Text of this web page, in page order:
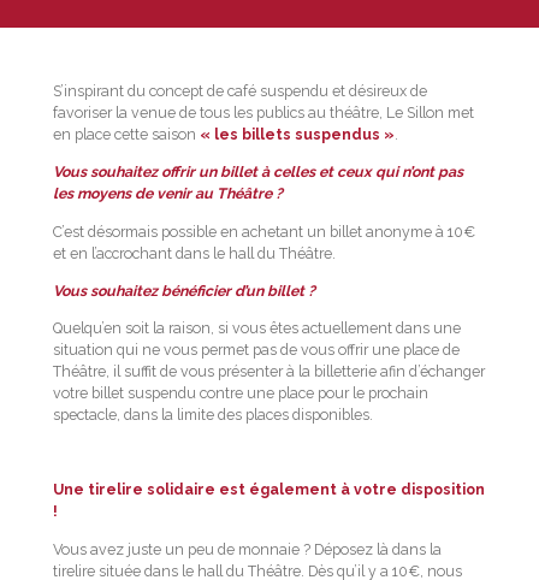
S’inspirant du concept de café suspendu et désireux de
favoriser la venue de tous les publics au théâtre, Le Sillon met
en place cette saison « les billets suspendus ».
Vous souhaitez offrir un billet à celles et ceux qui n’ont pas
les moyens de venir au Théâtre ?
C’est désormais possible en achetant un billet anonyme à 10€
et en l’accrochant dans le hall du Théâtre.
Vous souhaitez bénéficier d’un billet ?
Quelqu’en soit la raison, si vous êtes actuellement dans une
situation qui ne vous permet pas de vous offrir une place de
Théâtre, il suffit de vous présenter à la billetterie afin d’échanger
votre billet suspendu contre une place pour le prochain
spectacle, dans la limite des places disponibles.
Une tirelire solidaire est également à votre disposition
!
Vous avez juste un peu de monnaie ? Déposez là dans la
tirelire située dans le hall du Théâtre. Dès qu’il y a 10€, nous